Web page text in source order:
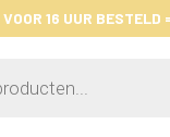
16 UUR BESTELD